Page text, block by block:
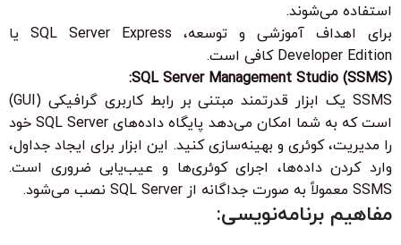
استفاده می‌شوند.
برای اهداف آموزشی و توسعه، SQL Server Express یا
Developer Edition کافی است.
SQL Server Management Studio (SSMS):
SSMS یک ابزار قدرتمند مبتنی بر رابط کاربری گرافیکی (GUI)
است که به شما امکان می‌دهد پایگاه داده‌های SQL Server خود
را مدیریت، کوئری و بهینه‌سازی کنید. این ابزار برای ایجاد جداول،
وارد کردن داده‌ها، اجرای کوئری‌ها و عیب‌یابی ضروری است.
SSMS معمولاً به صورت جداگانه از SQL Server نصب می‌شود.
مفاهیم برنامه‌نویسی: